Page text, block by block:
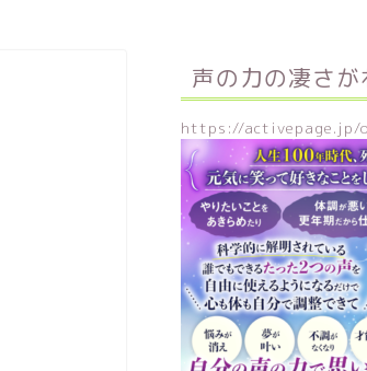
声の力の凄さ
https://activepage.jp/